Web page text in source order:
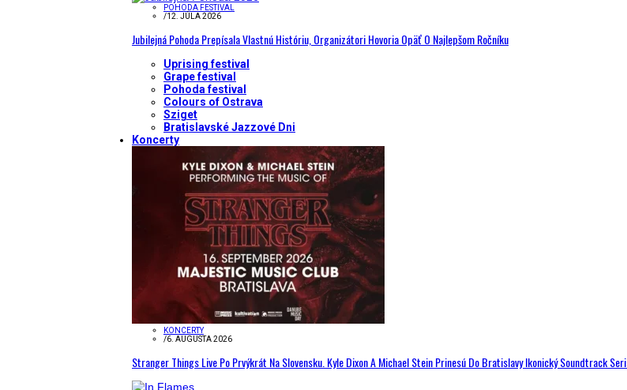
POHODA FESTIVAL
/12. JÚLA 2026
Jubilejná Pohoda Prepísala Vlastnú Históriu, Organizátori Hovoria Opäť O Najlepšom Ročníku
Uprising festival
Grape festival
Pohoda festival
Colours of Ostrava
Sziget
Bratislavské Jazzové Dni
Koncerty
KONCERTY
/6. AUGUSTA 2026
Stranger Things Live Po Prvýkrát Na Slovensku. Kyle Dixon A Michael Stein Prinesú Do Bratislavy Ikonický Soundtrack